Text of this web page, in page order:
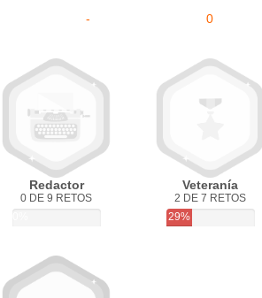
- 0
Redactor
0 DE 9 RETOS
Veteranía
2 DE 7 RETOS
29%